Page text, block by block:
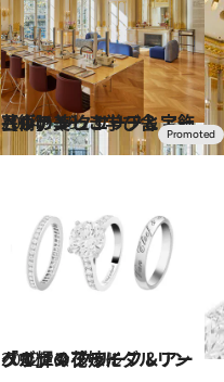
2024.1.19
【ヴァン クリーフ＆アーペル】 ジュエリーと宝飾芸術の美しき学び舎
カルチャー
2022.2.4
「ヴァン クリーフ＆アーペル」のブライダルリングで輝く花嫁に
ライフスタイル